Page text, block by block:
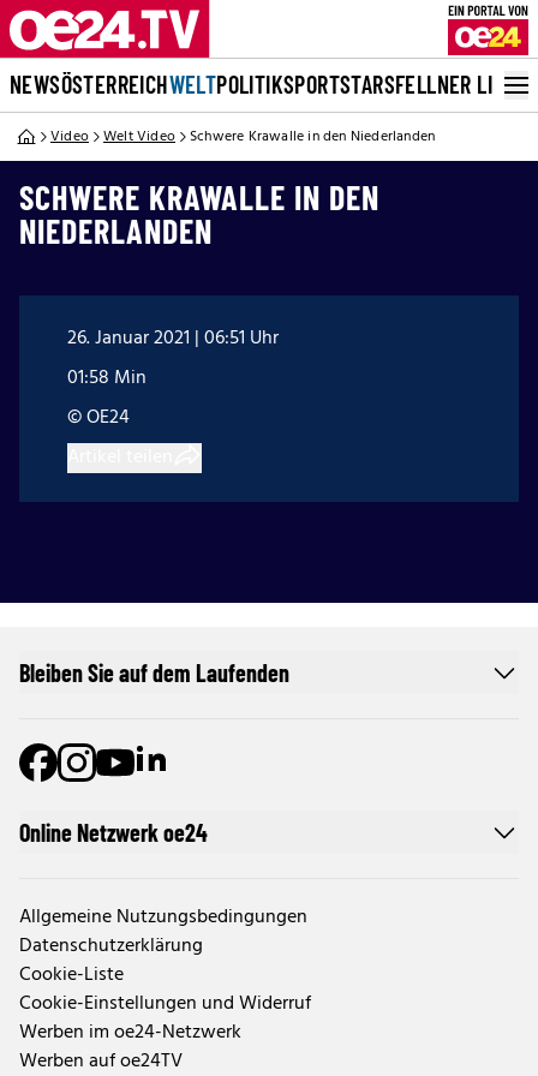
NEWSÖSTERREICHWELTPOLITIKSPORTSTARSFELLNER LIVE
Video Welt Video Schwere Krawalle in den Niederlanden
SCHWERE KRAWALLE IN DEN
NIEDERLANDEN
26. Januar 2021 | 06:51 Uhr
01:58 Min
© OE24
Online Netzwerk oe24
Allgemeine Nutzungsbedingungen
Datenschutzerklärung
Cookie-Liste
Cookie-Einstellungen und Widerruf
Werben im oe24-Netzwerk
Werben auf oe24TV
Bleiben Sie auf dem Laufenden